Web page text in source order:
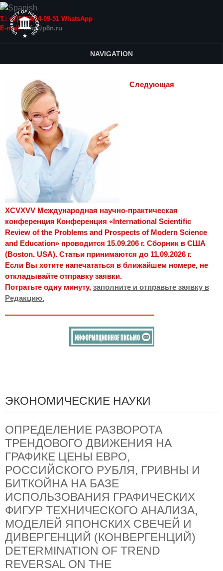
Т.: +7(915)814-09-51 WhatsApp
E-mail:info@p8n.ru
NAVIGATION
Следующая
XCVXVV Международная научно-практическая
конференция Конференция «International Scientific
Review of the Problems and Prospects of Modern Science
and Education» проводится 15.09.206 г. Сборник в США
(Boston. USA). Статьи принимаются до 11.09.2026 г.
Если Вы хотите напечататься в ближайшем номере, не
откладывайте отправку заявки.
Потратьте одну минуту, заполните и отправьте заявку в
Редакцию.
ЭКОНОМИЧЕСКИЕ НАУКИ
ОПРЕДЕЛЕНИЕ РАЗВОРОТА
ТРЕНДОВОГО ДВИЖЕНИЯ НА
ГРАФИКЕ ЦЕНЫ ЕВРО,
РОССИЙСКОГО РУБЛЯ, ГРИВНЫ И
БИТКОЙНА НА БАЗЕ
ИСПОЛЬЗОВАНИЯ ГРАФИЧЕСКИХ
ФИГУР ТЕХНИЧЕСКОГО АНАЛИЗА,
МОДЕЛЕЙ ЯПОНСКИХ СВЕЧЕЙ И
ДИВЕРГЕНЦИЙ (КОНВЕРГЕНЦИЙ)
DETERMINATION OF TREND
REVERSAL ON THE